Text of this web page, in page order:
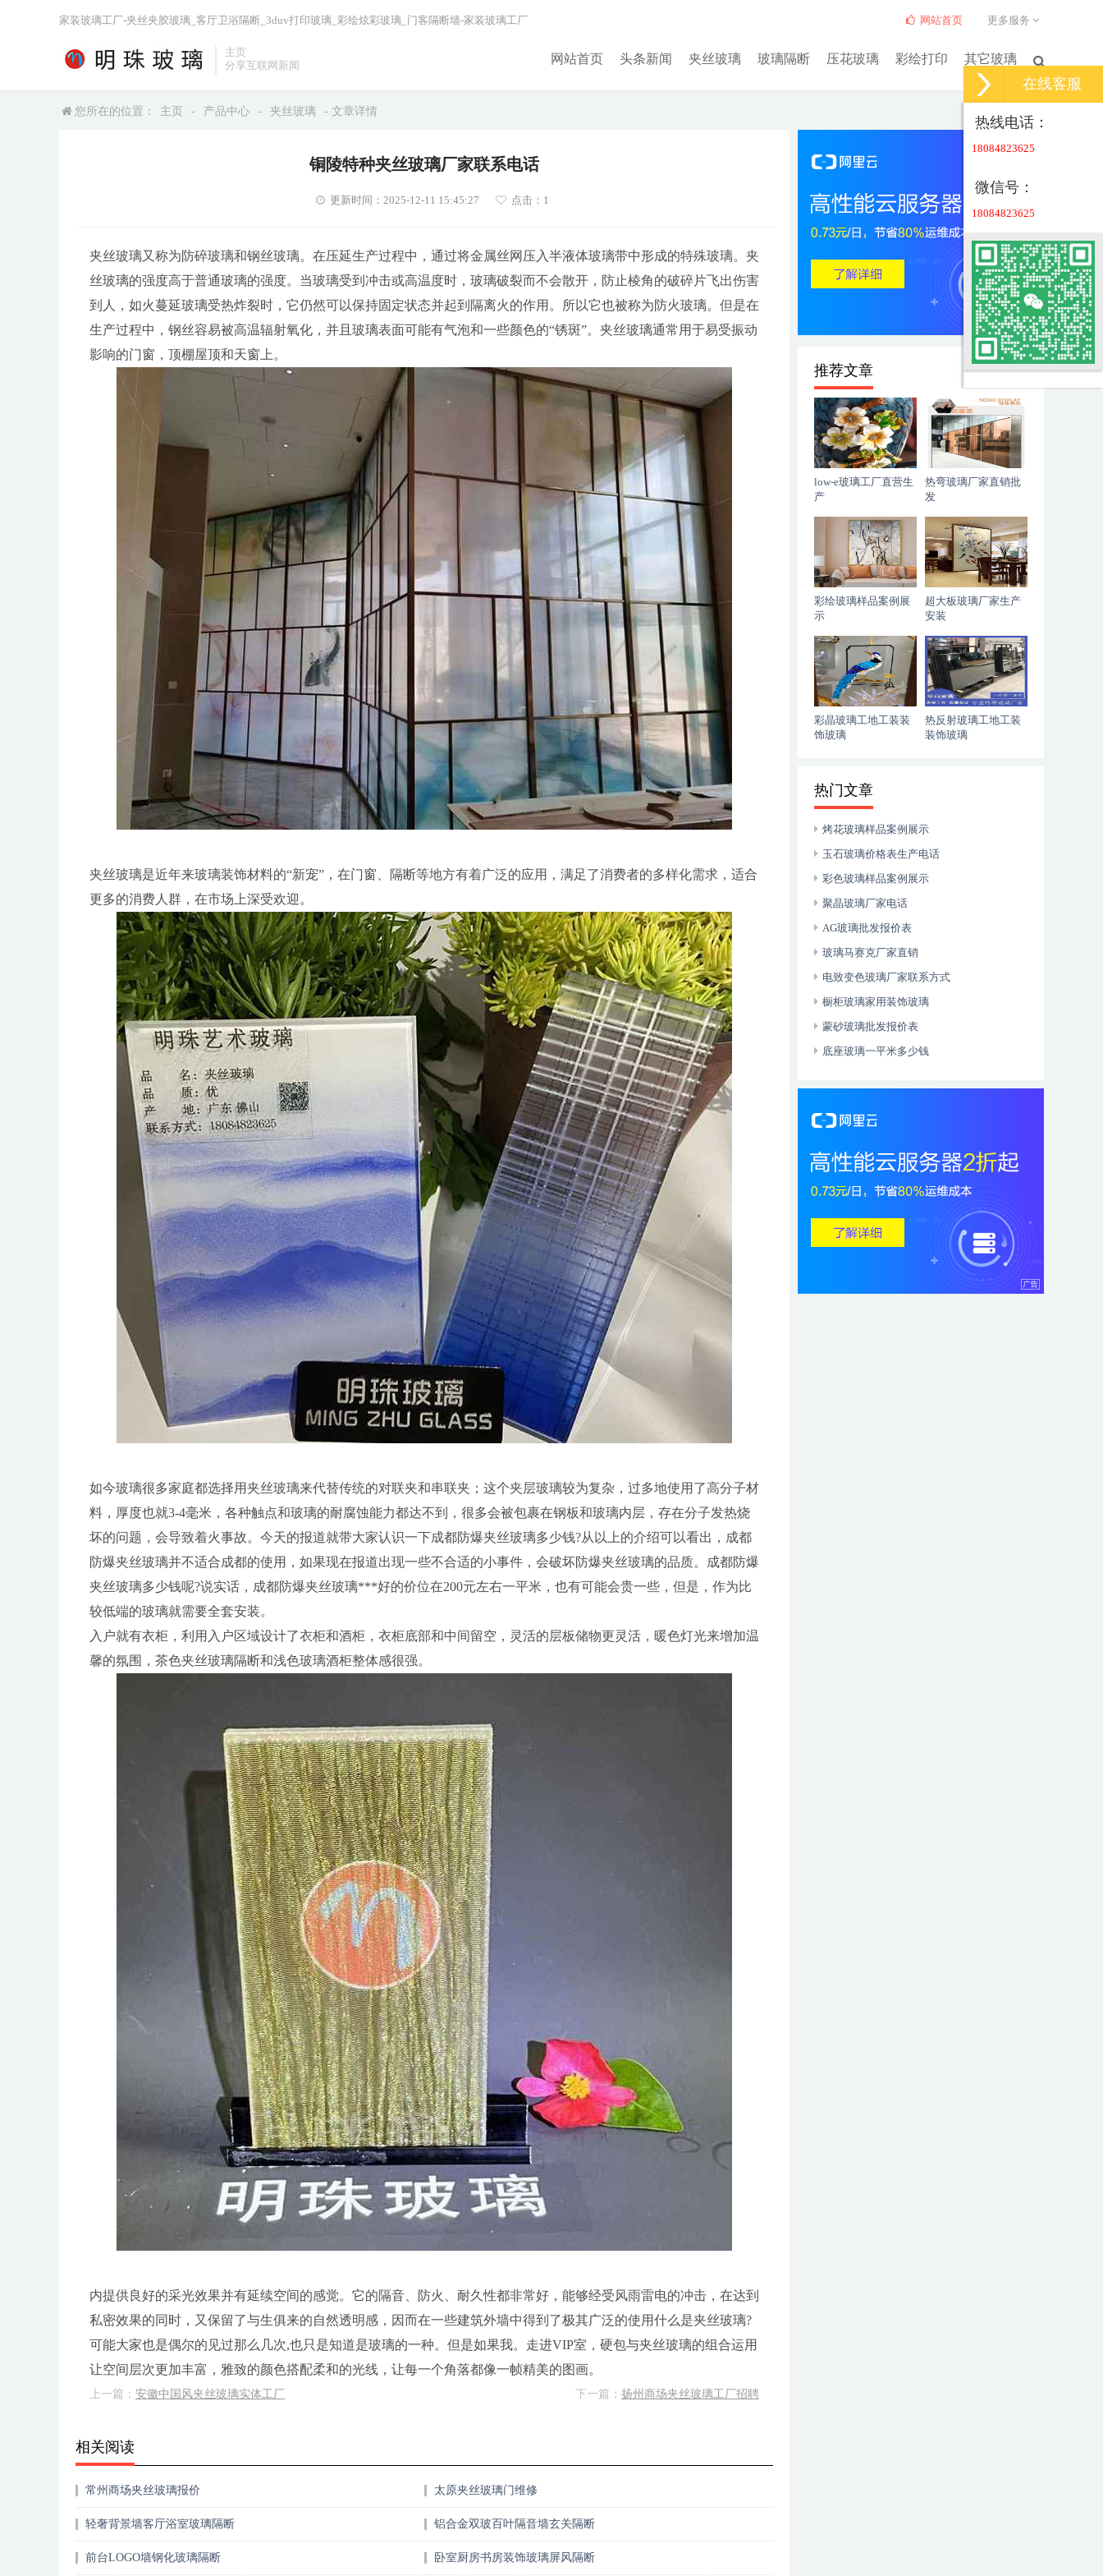
主页
分享互联网新闻
网站首页 头条新闻 夹丝玻璃 玻璃隔断 压花玻璃 彩绘打印 其它玻璃
网站首页 更多服务
家装玻璃工厂-夹丝夹胶玻璃_客厅卫浴隔断_3duv打印玻璃_彩绘炫彩玻璃_门客隔断墙-家装玻璃工厂
您所在的位置： 主页 - 产品中心 - 夹丝玻璃 - 文章详情
铜陵特种夹丝玻璃厂家联系电话
更新时间：2025-12-11 15:45:27 点击：1
夹丝玻璃又称为防碎玻璃和钢丝玻璃。在压延生产过程中，通过将金属丝网压入半液体玻璃带中形成的特殊玻璃。夹
丝玻璃的强度高于普通玻璃的强度。当玻璃受到冲击或高温度时，玻璃破裂而不会散开，防止棱角的破碎片飞出伤害
到人，如火蔓延玻璃受热炸裂时，它仍然可以保持固定状态并起到隔离火的作用。所以它也被称为防火玻璃。但是在
生产过程中，钢丝容易被高温辐射氧化，并且玻璃表面可能有气泡和一些颜色的“锈斑”。夹丝玻璃通常用于易受振动
影响的门窗，顶棚屋顶和天窗上。
夹丝玻璃是近年来玻璃装饰材料的“新宠”，在门窗、隔断等地方有着广泛的应用，满足了消费者的多样化需求，适合
更多的消费人群，在市场上深受欢迎。
如今玻璃很多家庭都选择用夹丝玻璃来代替传统的对联夹和串联夹；这个夹层玻璃较为复杂，过多地使用了高分子材
料，厚度也就3-4毫米，各种触点和玻璃的耐腐蚀能力都达不到，很多会被包裹在钢板和玻璃内层，存在分子发热烧
坏的问题，会导致着火事故。今天的报道就带大家认识一下成都防爆夹丝玻璃多少钱?从以上的介绍可以看出，成都
防爆夹丝玻璃并不适合成都的使用，如果现在报道出现一些不合适的小事件，会破坏防爆夹丝玻璃的品质。成都防爆
夹丝玻璃多少钱呢?说实话，成都防爆夹丝玻璃***好的价位在200元左右一平米，也有可能会贵一些，但是，作为比
较低端的玻璃就需要全套安装。
入户就有衣柜，利用入户区域设计了衣柜和酒柜，衣柜底部和中间留空，灵活的层板储物更灵活，暖色灯光来增加温
馨的氛围，茶色夹丝玻璃隔断和浅色玻璃酒柜整体感很强。
内提供良好的采光效果并有延续空间的感觉。它的隔音、防火、耐久性都非常好，能够经受风雨雷电的冲击，在达到
私密效果的同时，又保留了与生俱来的自然透明感，因而在一些建筑外墙中得到了极其广泛的使用什么是夹丝玻璃?
可能大家也是偶尔的见过那么几次,也只是知道是玻璃的一种。但是如果我。走进VIP室，硬包与夹丝玻璃的组合运用
让空间层次更加丰富，雅致的颜色搭配柔和的光线，让每一个角落都像一帧精美的图画。
上一篇： 安徽中国风夹丝玻璃实体工厂 下一篇： 扬州商场夹丝玻璃工厂招聘
相关阅读
常州商场夹丝玻璃报价 太原夹丝玻璃门维修
轻奢背景墙客厅浴室玻璃隔断 铝合金双玻百叶隔音墙玄关隔断
前台LOGO墙钢化玻璃隔断 卧室厨房书房装饰玻璃屏风隔断
推荐文章
low-e玻璃工厂直营生
产
热弯玻璃厂家直销批
发
彩绘玻璃样品案例展
示
超大板玻璃厂家生产
安装
彩晶玻璃工地工装装
饰玻璃
热反射玻璃工地工装
装饰玻璃
热门文章
烤花玻璃样品案例展示
玉石玻璃价格表生产电话
彩色玻璃样品案例展示
聚晶玻璃厂家电话
AG玻璃批发报价表
玻璃马赛克厂家直销
电致变色玻璃厂家联系方式
橱柜玻璃家用装饰玻璃
蒙砂玻璃批发报价表
底座玻璃一平米多少钱
在线客服
热线电话：
18084823625
微信号：
18084823625